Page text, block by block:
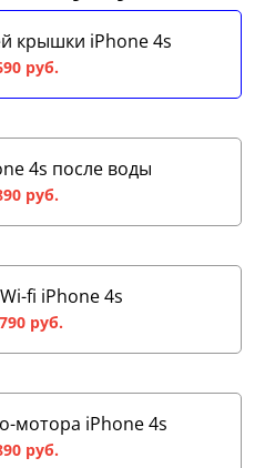
крышки iPhone 4s
руб.
4s после воды
руб.
fi iPhone 4s
руб.
мотора iPhone 4s
руб.